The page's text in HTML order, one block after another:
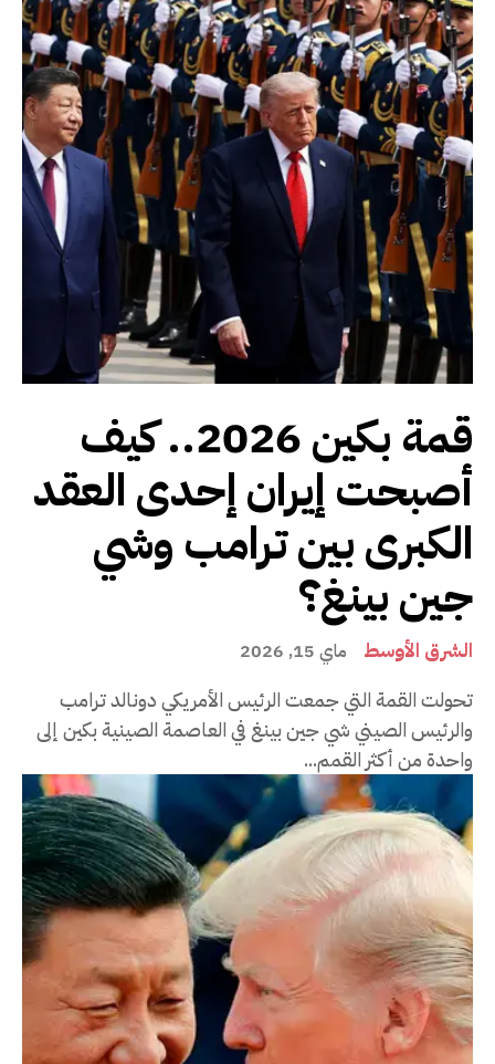
قمة بكين 2026.. كيف
أصبحت إيران إحدى العقد
الكبرى بين ترامب وشي
جين بينغ؟
الشرق الأوسط ماي 15, 2026
تحولت القمة التي جمعت الرئيس الأمريكي دونالد ترامب
والرئيس الصيني شي جين بينغ في العاصمة الصينية بكين إلى
واحدة من أكثر القمم...